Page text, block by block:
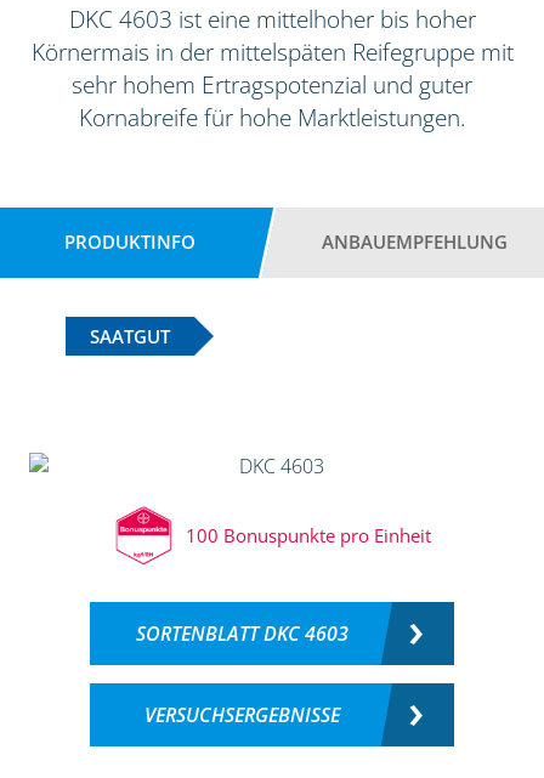
DKC 4603 ist eine mittelhoher bis hoher
Körnermais in der mittelspäten Reifegruppe mit
sehr hohem Ertragspotenzial und guter
Kornabreife für hohe Marktleistungen.
PRODUKTINFO ANBAUEMPFEHLUNG
SAATGUT
100 Bonuspunkte pro Einheit
SORTENBLATT DKC 4603
VERSUCHSERGEBNISSE